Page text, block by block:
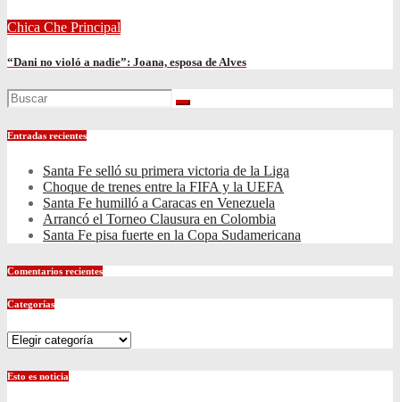
Chica Che Principal
“Dani no violó a nadie”: Joana, esposa de Alves
Entradas recientes
Santa Fe selló su primera victoria de la Liga
Choque de trenes entre la FIFA y la UEFA
Santa Fe humilló a Caracas en Venezuela
Arrancó el Torneo Clausura en Colombia
Santa Fe pisa fuerte en la Copa Sudamericana
Comentarios recientes
Categorías
Categorías
Esto es noticia